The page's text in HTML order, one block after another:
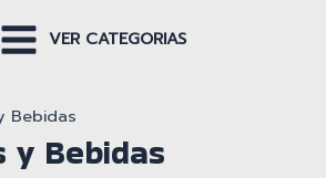
Main
Menu
VER CATEGORIAS
Bebidas
y Bebidas